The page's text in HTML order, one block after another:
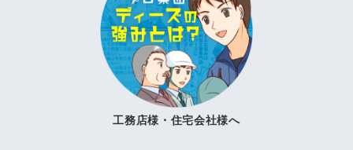
工務店様・住宅会社様へ